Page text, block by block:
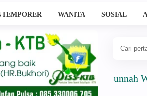
WANITA SOSIAL
Ahlussunnah Wal